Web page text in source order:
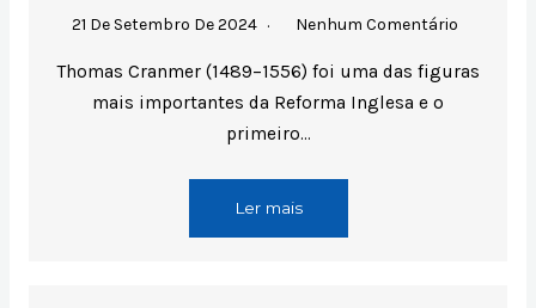
21 De Setembro De 2024 Nenhum Comentário
Thomas Cranmer (1489–1556) foi uma das figuras
mais importantes da Reforma Inglesa e o
primeiro…
Ler mais